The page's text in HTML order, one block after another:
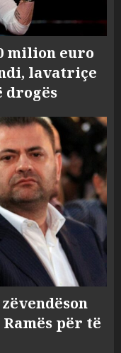
milion euro
lavatriçe
drogës
për të